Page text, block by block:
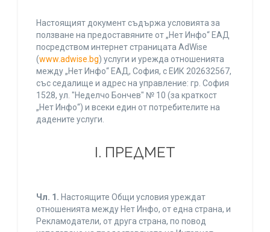
Настоящият документ съдържа условията за
ползване на предоставяните от „Нет Инфо“ ЕАД
посредством интернет страницата AdWise
(www.adwise.bg) услуги и урежда отношенията
между „Нет Инфо“ ЕАД, София, с ЕИК 202632567,
със седалище и адрес на управление: гр. София
1528, ул. "Неделчо Бончев" № 10 (за краткост
„Нет Инфо“) и всеки един от потребителите на
дадените услуги.
І. ПРЕДМЕТ
Чл. 1. Настоящите Общи условия уреждат
отношенията между Нет Инфо, от една страна, и
Рекламодатели, от друга страна, по повод